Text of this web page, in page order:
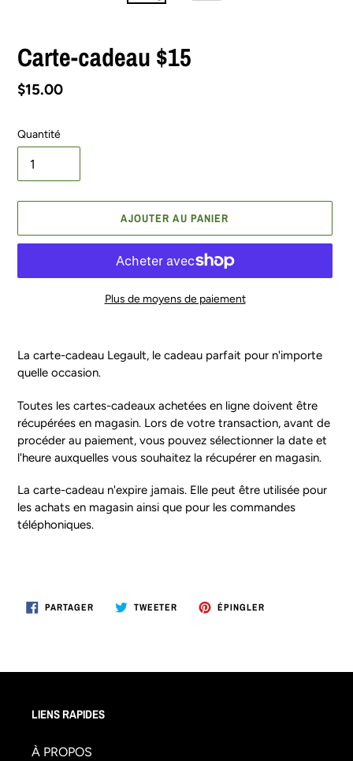
Carte-cadeau $15
Prix
$15.00
Quantité
AJOUTER AU PANIER
Plus de moyens de paiement
d'un
produit
à
votre
panier
La carte-cadeau Legault, le cadeau parfait pour n'importe
quelle occasion.
Toutes les cartes-cadeaux achetées en ligne doivent être
récupérées en magasin. Lors de votre transaction, avant de
procéder au paiement, vous pouvez sélectionner la date et
l'heure auxquelles vous souhaitez la récupérer en magasin.
La carte-cadeau n'expire jamais. Elle peut être utilisée pour
les achats en magasin ainsi que pour les commandes
téléphoniques.
PARTAGERPARTAGER
SUR
TWEETER TWEETERÉPINGLER
LIENS RAPIDES
À PROPOS